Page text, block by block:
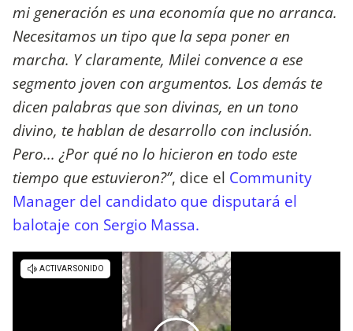
mi generación es una economía que no arranca.
Necesitamos un tipo que la sepa poner en
marcha. Y claramente, Milei convence a ese
segmento joven con argumentos. Los demás te
dicen palabras que son divinas, en un tono
divino, te hablan de desarrollo con inclusión.
Pero... ¿Por qué no lo hicieron en todo este
tiempo que estuvieron?”, dice el Community
Manager del candidato que disputará el
balotaje con Sergio Massa.